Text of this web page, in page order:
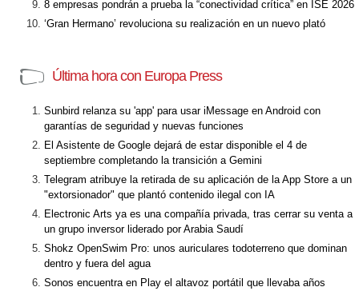
8 empresas pondrán a prueba la “conectividad crítica” en ISE 2026
‘Gran Hermano’ revoluciona su realización en un nuevo plató
Última hora con Europa Press
Sunbird relanza su 'app' para usar iMessage en Android con
garantías de seguridad y nuevas funciones
El Asistente de Google dejará de estar disponible el 4 de
septiembre completando la transición a Gemini
Telegram atribuye la retirada de su aplicación de la App Store a un
"extorsionador" que plantó contenido ilegal con IA
Electronic Arts ya es una compañía privada, tras cerrar su venta a
un grupo inversor liderado por Arabia Saudí
Shokz OpenSwim Pro: unos auriculares todoterreno que dominan
dentro y fuera del agua
Sonos encuentra en Play el altavoz portátil que llevaba años